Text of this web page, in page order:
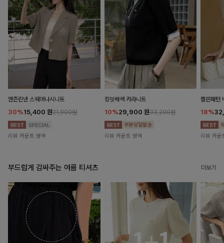
앤즌린넨 스퀘어나시니트
30%15,400 원21,900원
리뷰 카운트 영역
킹밋배색 카라니트
10%29,900 원33,200원
리뷰 카운트 영역
캘핀패턴
18%
리뷰 카운
부드럽게 감싸주는 여름 티셔츠 더보기